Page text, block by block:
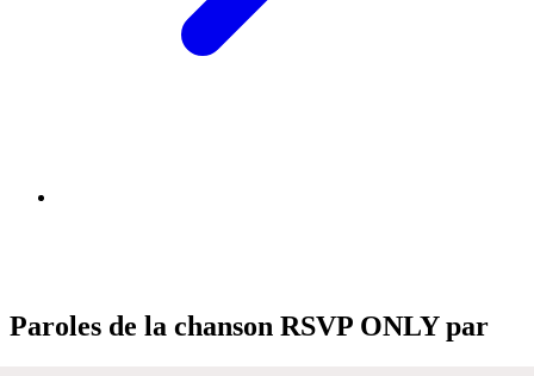
Paroles de la chanson RSVP ONLY par